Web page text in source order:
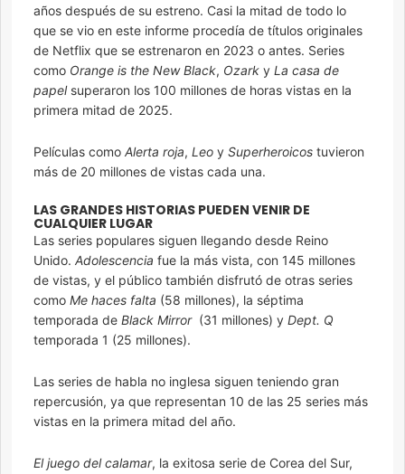
años después de su estreno. Casi la mitad de todo lo
que se vio en este informe procedía de títulos originales
de Netflix que se estrenaron en 2023 o antes. Series
como Orange is the New Black, Ozark y La casa de
papelsuperaron los 100 millones de horas vistas en la
primera mitad de 2025.
Películas como Alerta roja, Leo y Superheroicos tuvieron
más de 20 millones de vistas cada una.
LAS GRANDES HISTORIAS PUEDEN VENIR DE
CUALQUIER LUGAR
Las series populares siguen llegando desde Reino
Unido. Adolescencia fue la más vista, con 145 millones
de vistas, y el público también disfrutó de otras series
como Me haces falta (58 millones), la séptima
temporada de Black Mirror(31 millones) y Dept. Q
temporada 1 (25 millones).
Las series de habla no inglesa siguen teniendo gran
repercusión, ya que representan 10 de las 25 series más
vistas en la primera mitad del año.
El juego del calamar, la exitosa serie de Corea del Sur,